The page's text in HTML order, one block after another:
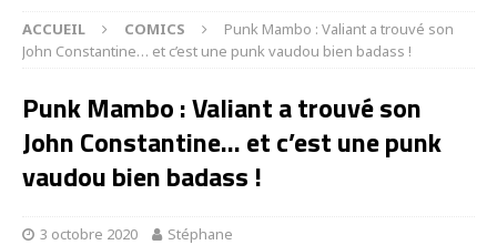
ACCUEIL COMICS
Punk Mambo : Valiant a trouvé son
John Constantine… et c’est une punk vaudou bien badass !
Punk Mambo : Valiant a trouvé son
John Constantine… et c’est une punk
vaudou bien badass !
3 octobre 2020 Stéphane